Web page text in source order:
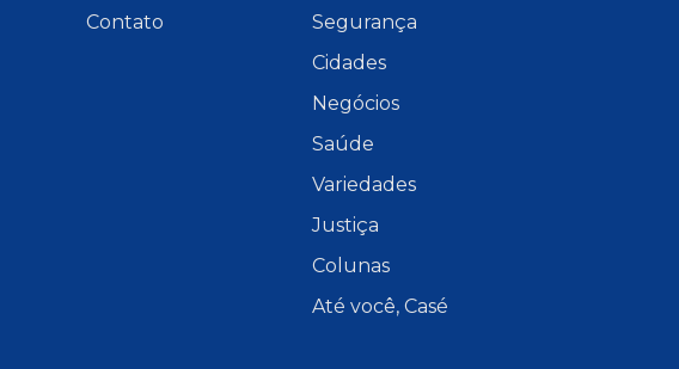
Contato
Segurança
Cidades
Negócios
Saúde
Variedades
Justiça
Colunas
Até você, Casé